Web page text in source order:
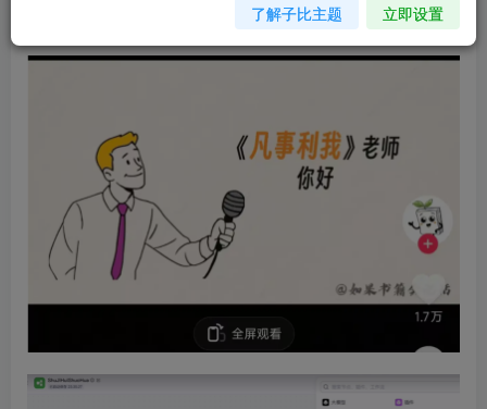
了解子比主题 立即设置